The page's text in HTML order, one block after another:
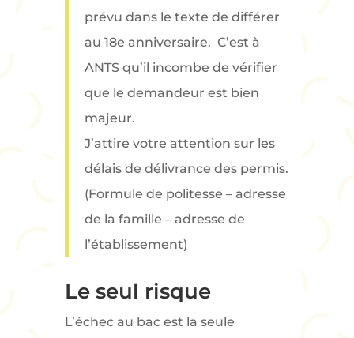
prévu dans le texte de différer
au 18e anniversaire. C’est à
ANTS qu’il incombe de vérifier
que le demandeur est bien
majeur.
J’attire votre attention sur les
délais de délivrance des permis.
(Formule de politesse – adresse
de la famille – adresse de
l’établissement)
Le seul risque
L’échec au bac est la seule